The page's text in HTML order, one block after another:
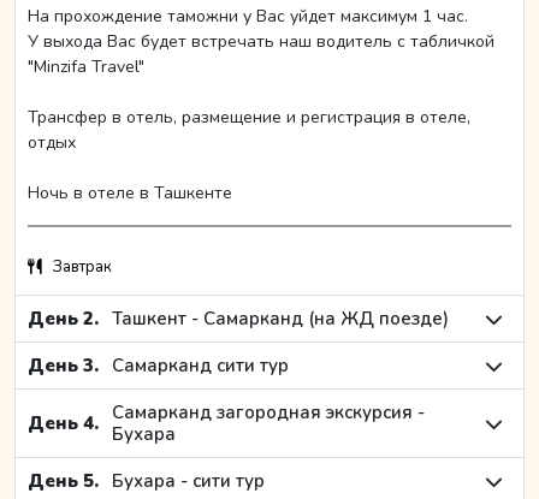
На прохождение таможни у Вас уйдет максимум 1 час.
У выхода Вас будет встречать наш водитель с табличкой
"Minzifa Travel"
Трансфер в отель, размещение и регистрация в отеле,
отдых
Ночь в отеле в Ташкенте
Завтрак
День 2. Ташкент - Самарканд (на ЖД поезде)
День 3. Самарканд сити тур
День 4. Самарканд загородная экскурсия -
Бухара
День 5. Бухара - сити тур